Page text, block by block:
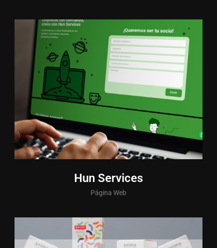
Hun Services
Página Web